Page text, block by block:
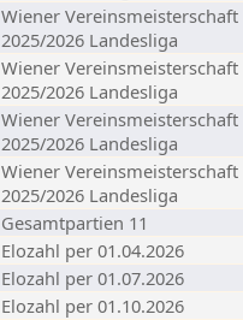
Wiener Vereinsmeisterschaft
2025/2026 Landesliga
Wiener Vereinsmeisterschaft
2025/2026 Landesliga
Wiener Vereinsmeisterschaft
2025/2026 Landesliga
Wiener Vereinsmeisterschaft
2025/2026 Landesliga
Gesamtpartien 11
Elozahl per 01.04.2026
Elozahl per 01.07.2026
Elozahl per 01.10.2026